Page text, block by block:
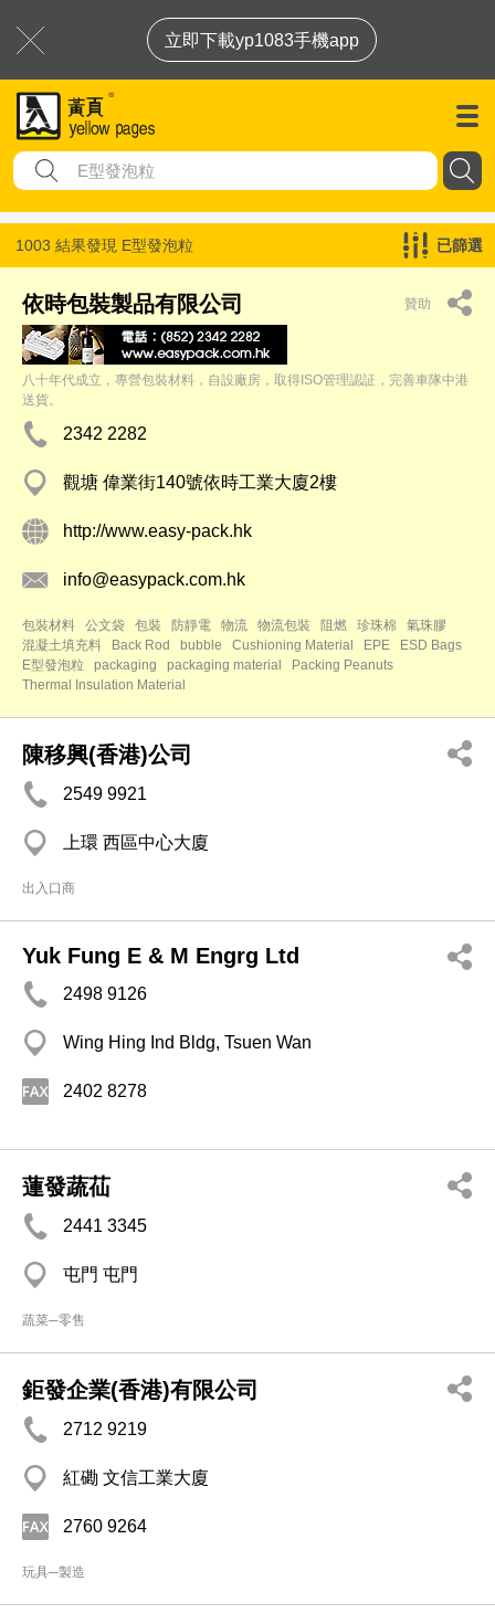
立即下載yp1083手機app
1003 結果發現 E型發泡粒 已篩選
依時包裝製品有限公司 贊助
八十年代成立，專營包裝材料，自設廠房，取得ISO管理認証，完善車隊中港
送貨。
2342 2282
觀塘 偉業街140號依時工業大廈2樓
http://www.easy-pack.hk
info@easypack.com.hk
包裝材料 公文袋 包裝 防靜電 物流 物流包裝 阻燃 珍珠棉
氣珠膠
混凝土填充料
Back Rod bubble Cushioning Material EPE
ESD Bags
E型發泡粒
packaging packaging material
Packing Peanuts
Thermal Insulation Material
陳移興(香港)公司
2549 9921
上環 西區中心大廈
出入口商
Yuk Fung E & M Engrg Ltd
2498 9126
Wing Hing Ind Bldg, Tsuen Wan
2402 8278
蓮發蔬苮
2441 3345
屯門 屯門
蔬菜─零售
鉅發企業(香港)有限公司
2712 9219
紅磡 文信工業大廈
2760 9264
玩具─製造